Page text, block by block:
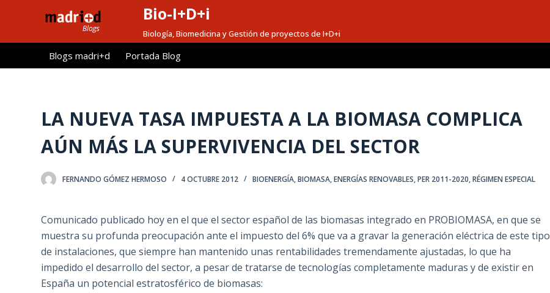
l
Bio-I+D+i
Biología, Biomedicina y Gestión de proyectos de I+D+i
Blogs madri+d Portada Blog
LA NUEVA TASA IMPUESTA A LA BIOMASA COMPLICA
AÚN MÁS LA SUPERVIVENCIA DEL SECTOR
FERNANDO GÓMEZ HERMOSO 4 OCTUBRE 2012 BIOENERGÍA,BIOMASA,ENERGÍAS RENOVABLES,PER 2011-2020,RÉGIMEN ESPECIAL
Comunicado publicado hoy en el que el sector español de las biomasas integrado en PROBIOMASA, en que se
muestra su profunda preocupación ante el impuesto del 6% que va a gravar la generación eléctrica de este tipo
de instalaciones, que siempre han mantenido unas rentabilidades tremendamente ajustadas, lo que ha
impedido el desarrollo del sector, a pesar de tratarse de tecnologías completamente maduras y de existir en
España un potencial estratosférico de biomasas: